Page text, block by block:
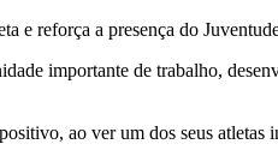
e reforça a presença do
importante de trabalho,
ao ver um dos seus